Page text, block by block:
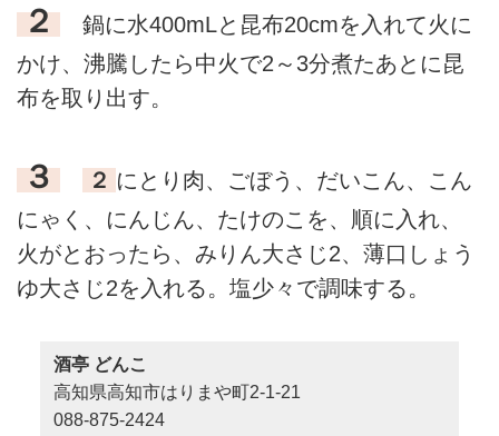
２
鍋に水400mLと昆布20cmを入れて火に
かけ、沸騰したら中火で2～3分煮たあとに昆
布を取り出す。
３ ２ にとり肉、ごぼう、だいこん、こん
にゃく、にんじん、たけのこを、順に入れ、
火がとおったら、みりん大さじ2、薄口しょう
ゆ大さじ2を入れる。塩少々で調味する。
酒亭 どんこ
高知県高知市はりまや町2-1-21
088-875-2424